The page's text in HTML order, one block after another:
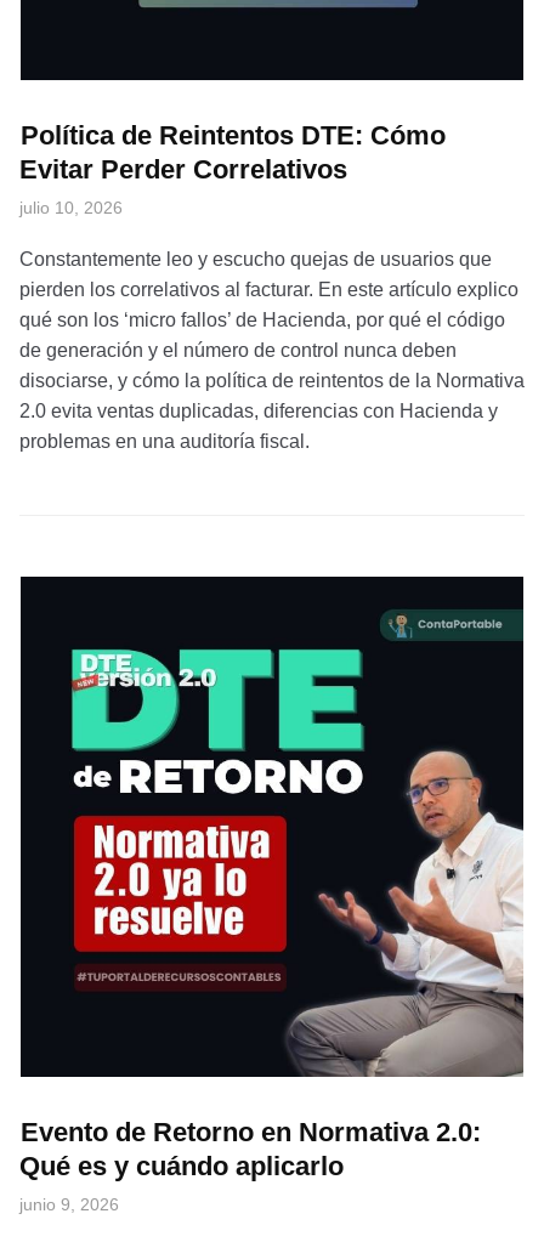
Política de Reintentos DTE: Cómo
Evitar Perder Correlativos
julio 10, 2026
Constantemente leo y escucho quejas de usuarios que
pierden los correlativos al facturar. En este artículo explico
qué son los ‘micro fallos’ de Hacienda, por qué el código
de generación y el número de control nunca deben
disociarse, y cómo la política de reintentos de la Normativa
2.0 evita ventas duplicadas, diferencias con Hacienda y
problemas en una auditoría fiscal.
Evento de Retorno en Normativa 2.0:
Qué es y cuándo aplicarlo
junio 9, 2026